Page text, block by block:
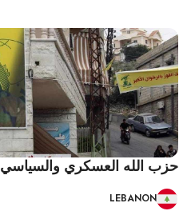
حزب الله العسكري والسياسي
LEBANON